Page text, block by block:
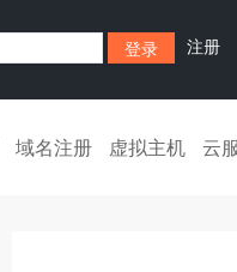
注册
域名注册 虚拟主机 云